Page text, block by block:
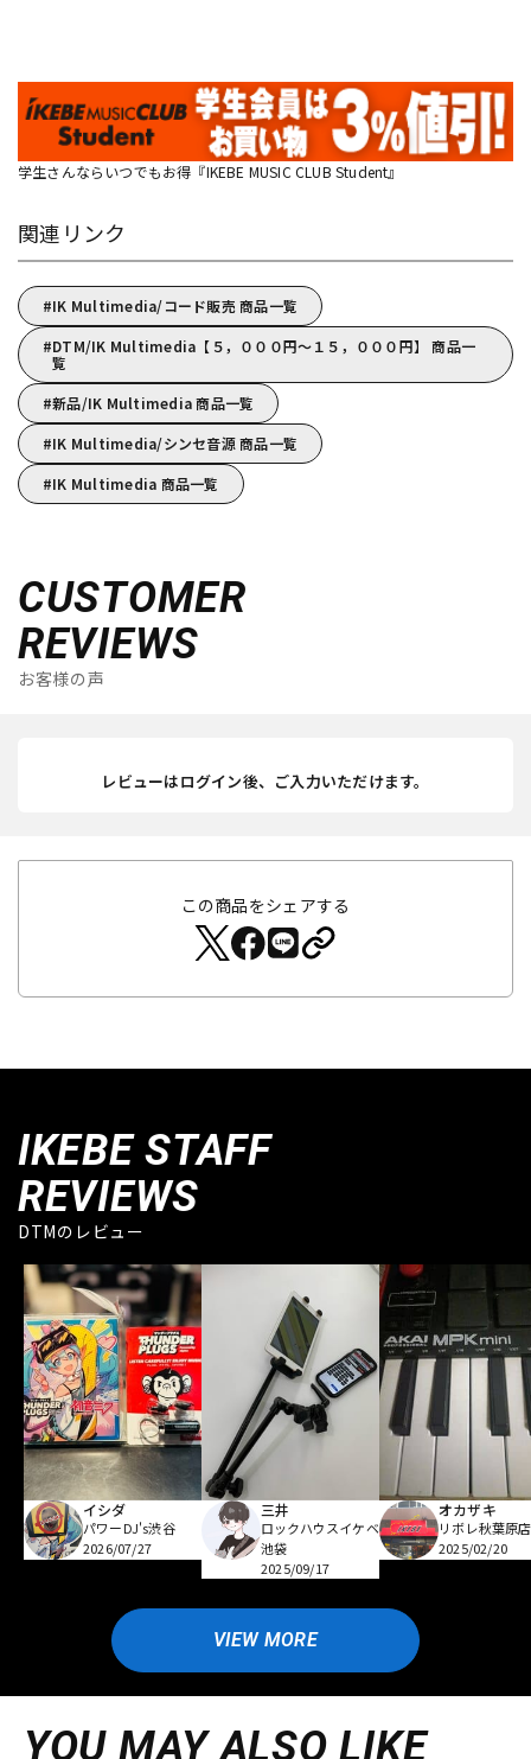
学生さんならいつでもお得『IKEBE MUSIC CLUB Student』
関連リンク
IK Multimedia/コード販売 商品一覧
DTM/IK Multimedia【５，０００円～１５，０００円】 商品一
覧
新品/IK Multimedia 商品一覧
IK Multimedia/シンセ音源 商品一覧
IK Multimedia 商品一覧
CUSTOMER
REVIEWS
お客様の声
レビューはログイン後、ご入力いただけます。
この商品をシェアする
IKEBE STAFF
REVIEWS
DTMのレビュー
イシダ
パワーDJ's渋谷
2026/07/27
三井
ロックハウスイケベ
池袋
2025/09/17
オカザキ
リボレ秋葉原店
2025/02/20
VIEW MORE
YOU MAY ALSO LIKE